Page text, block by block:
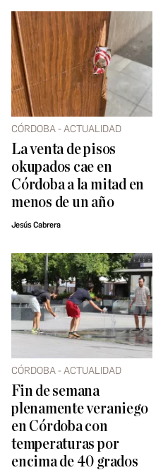
CÓRDOBA - ACTUALIDAD
La venta de pisos
okupados cae en
Córdoba a la mitad en
menos de un año
Jesús Cabrera
CÓRDOBA - ACTUALIDAD
Fin de semana
plenamente veraniego
en Córdoba con
temperaturas por
encima de 40 grados